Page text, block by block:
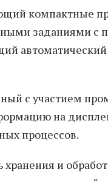
компактные
заданиями с
с участием
на
процессов.
и